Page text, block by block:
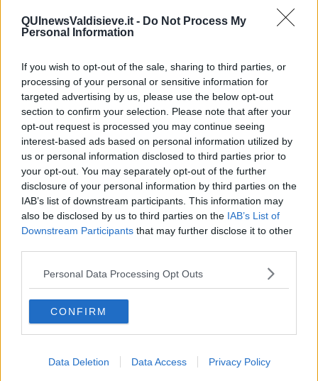
QUInewsValdisieve.it - Do Not Process My
Personal Information
If you wish to opt-out of the sale, sharing to third parties, or
processing of your personal or sensitive information for
targeted advertising by us, please use the below opt-out
section to confirm your selection. Please note that after your
opt-out request is processed you may continue seeing
interest-based ads based on personal information utilized by
us or personal information disclosed to third parties prior to
your opt-out. You may separately opt-out of the further
disclosure of your personal information by third parties on the
IAB’s list of downstream participants. This information may
also be disclosed by us to third parties on the IAB’s List of
Downstream Participants that may further disclose it to other
Personal Data Processing Opt Outs
CONFIRM
Data Deletion Data Access Privacy Policy
​Il pensiero dicotomico e la salute mentale
​Consigli di lettura per genitori e non solo
​Differenze tra persone frustrate e non
L’invisibile fatica mentale
Vacanze a km zero
​Buone Vacan(si)e!
​Il lato positivo delle cose
​Storie antiche di tempi moderni
​Quello che alle mamme non dicono
Adultescenza
Homo imbecillis
​4 anni di Blog
Quando il silenzio è aggressivo
​Il passato, questo conosciuto!
​Clima ballerino e sbalzi d’umore
Non hanno un amico a teatro​
​Tutta una questione di rispetto
​Cose che ci esauriscono
​Vespa che passione!
​Lasciate ai vostri figli il diritto di piangere
​Essere genitori di un adolescente